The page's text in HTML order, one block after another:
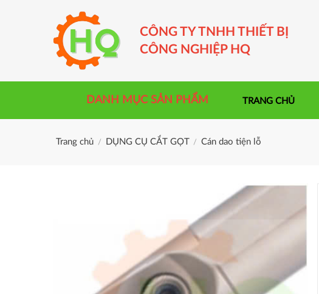
CÔNG TY TNHH THIẾT BỊ
CÔNG NGHIỆP HQ
DANH MỤC SẢN PHẨM TRANG CHỦ
Trang chủ / DỤNG CỤ CẮT GỌT / Cán dao tiện lỗ